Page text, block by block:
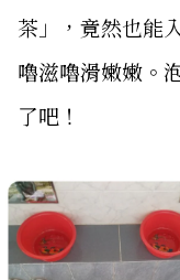
茶」，竟然也能
嚕滋嚕滑嫩嫩。
了吧！